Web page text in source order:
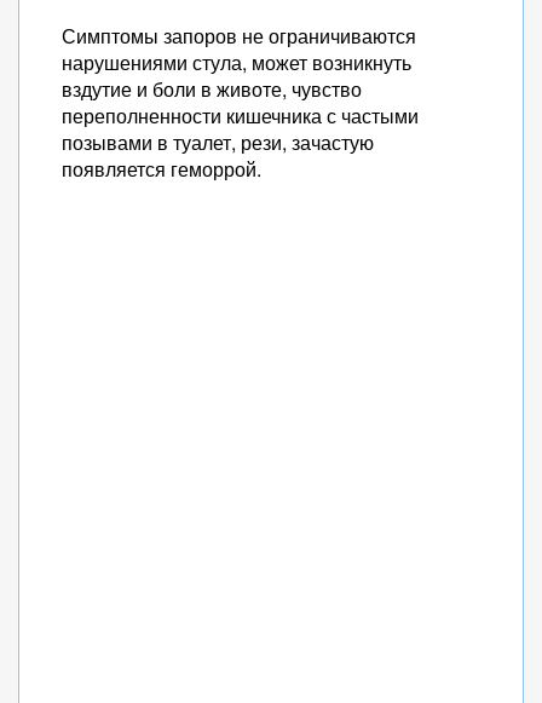
Симптомы запоров не ограничиваются
нарушениями стула, может возникнуть
вздутие и боли в животе, чувство
переполненности кишечника с частыми
позывами в туалет, рези, зачастую
появляется геморрой.